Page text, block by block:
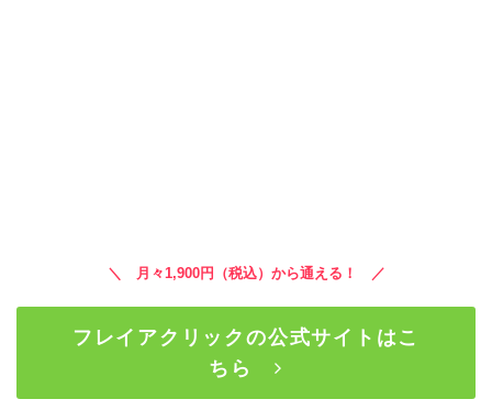
＼ 月々1,900円（税込）から通える！ ／
フレイアクリックの公式サイトはこ
ちら